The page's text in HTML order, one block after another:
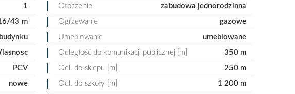
1
43 m
PCV
nowe
Otoczenie zabudowa jednorodzinna
Ogrzewanie gazowe
Umeblowanie umeblowane
Odległość do komunikacji publicznej [m] 350 m
Odl. do sklepu [m] 250 m
Odl. do szkoły [m] 1 200 m